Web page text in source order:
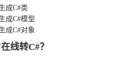
成C#类
成C#模型
成C#对象
线转C#？